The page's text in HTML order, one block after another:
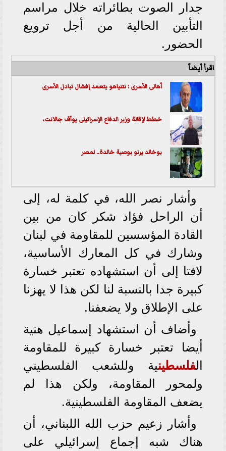
جدار الصوت بطائراته خلال مراسم
التأبين الحالية من أجل ترويع
الحضور.
اقرأ أيضاً
أهالى الأسرى : نتنياهو يتعمد إفشال تبادل الأسرى
خطط لإقالة وزير الدفاع الإسرائيلى يوآف جالانت،
بوخالد يرنو بوصية خالدة.. لمصر
وأشار نصر الله، في كلمة له، إلى
أن الراحل فؤاد شكر كان من بين
القادة المؤسسين للمقاومة في لبنان
وشارك في كل المعارك الأساسية،
لافتا إلى أن استشهاده تعتبر خسارة
كبيرة جدا بالنسبة لنا لكن هذا لا يهزنا
على الإطلاق ولا يضعفنا.
وأضاف أن استشهاد إسماعيل هنية
أيضا تعتبر خسارة كبيرة للمقاومة
الفلسطينية وللشعب الفلسطيني
ولمحور المقاومة، ولكن هذا لم
يضعف المقاومة الفلسطينية.
وأشار زعيم حزب الله اللبناني، أن
هناك شبه إجماع إسرائيلي على